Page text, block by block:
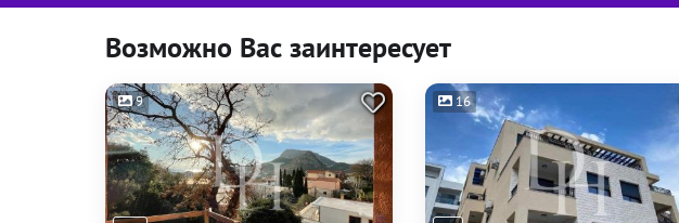
Возможно Вас заинтересует
9 16